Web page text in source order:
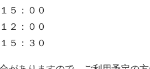
５：００
２：００
５：３０